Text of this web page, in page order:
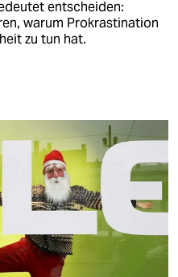
entscheiden:
warum Prokrastination
zu tun hat.